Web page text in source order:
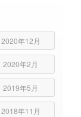
2020年12月
2020年2月
2019年5月
2018年11月